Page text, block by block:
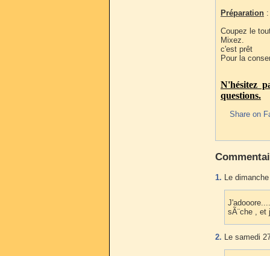
Préparation :
Coupez le
Mixez.
c'est prêt
Pour la
N'hésitez
questions.
Share on
1. Le
sÃ¨che , et
2. Le samedi